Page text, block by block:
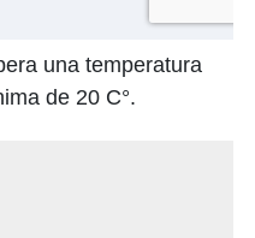
una temperatura
de 20 C°.